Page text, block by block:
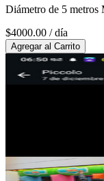
Diámetro de 5 metros
$4000.00 / día
Agregar al Carrito